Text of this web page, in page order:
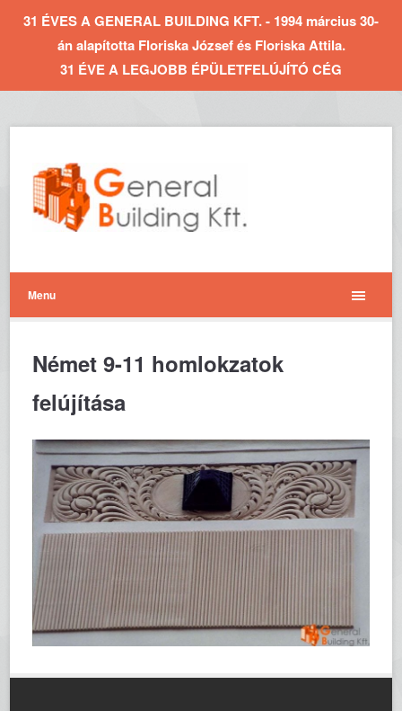
31 ÉVES A GENERAL BUILDING KFT. - 1994 március 30-
án alapította Floriska József és Floriska Attila.
31 ÉVE A LEGJOBB ÉPÜLETFELÚJÍTÓ CÉG
Menu
Német 9-11 homlokzatok
felújítása